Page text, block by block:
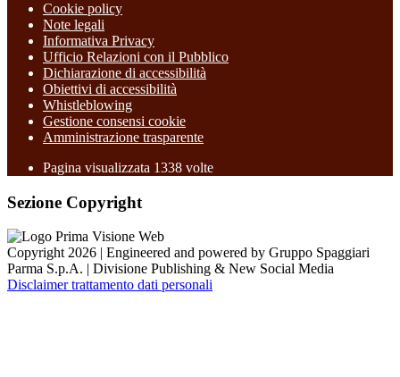
Cookie policy
Note legali
Informativa Privacy
Ufficio Relazioni con il Pubblico
Dichiarazione di accessibilità
Obiettivi di accessibilità
Whistleblowing
Gestione consensi cookie
Amministrazione trasparente
Pagina visualizzata 1338 volte
Sezione Copyright
Copyright 2026 | Engineered and powered by Gruppo Spaggiari
Parma S.p.A. | Divisione Publishing & New Social Media
Disclaimer trattamento dati personali